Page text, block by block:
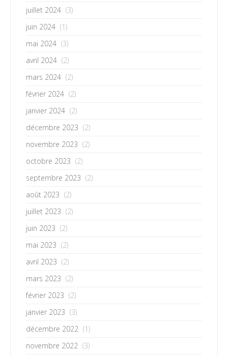
juillet 2024 (3)
juin 2024 (1)
mai 2024 (3)
avril 2024 (2)
mars 2024 (2)
février 2024 (2)
janvier 2024 (2)
décembre 2023 (2)
novembre 2023 (2)
octobre 2023 (2)
septembre 2023 (2)
août 2023 (2)
juillet 2023 (2)
juin 2023 (2)
mai 2023 (2)
avril 2023 (2)
mars 2023 (2)
février 2023 (2)
janvier 2023 (3)
décembre 2022 (1)
novembre 2022 (3)